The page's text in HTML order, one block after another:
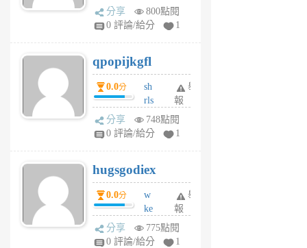
w
rs
6
個
月
前
分享
800點閱
0 評論/給分
1
qpopijkgfl
0.0分
sh
rls
k
m
6
個
月
前
舉
報
分享
748點閱
0 評論/給分
1
hugsgodiex
0.0分
w
ke
rv
pj
舉
報
分享
775點閱
0 評論/給分
1